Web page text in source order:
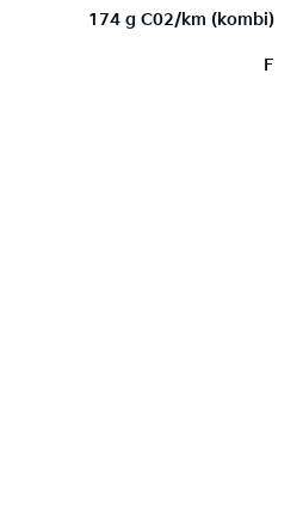
174 g C02/km (kombi)
F